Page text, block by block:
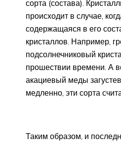
сорта (состава).
происходит в случае,
содержащаяся в его
кристаллов. Например,
подсолнечниковый
прошествии времени. А
акациевый меды
медленно, эти сорта
Таким образом, и